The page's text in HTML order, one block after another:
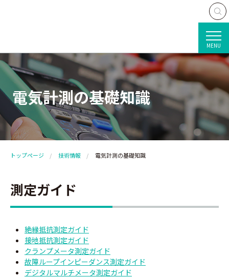
MENU
電気計測の基礎知識
トップページ 技術情報 電気計測の基礎知識
測定ガイド
絶縁抵抗測定ガイド
接地抵抗測定ガイド
クランプメータ測定ガイド
故障ループインピーダンス測定ガイド
デジタルマルチメータ測定ガイド